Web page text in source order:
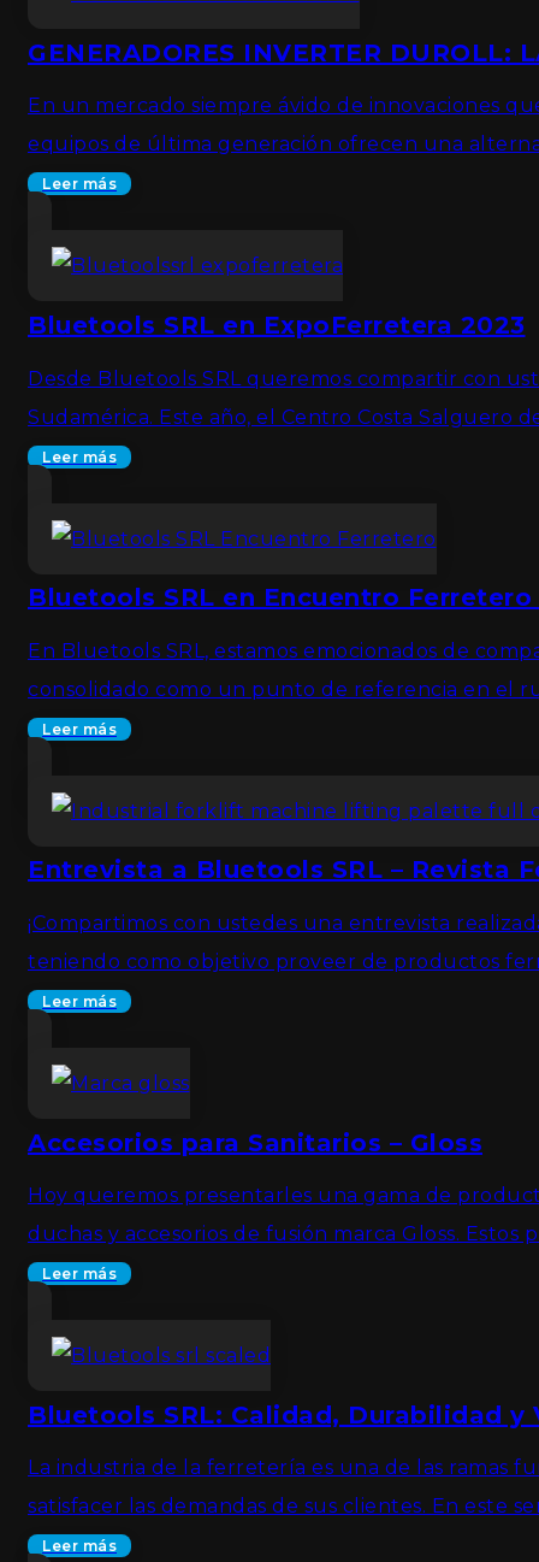
GENERADORES INVERTER DUROLL:
En un mercado siempre ávido de innovaciones
equipos de última generación ofrecen una
Leer más
Bluetools SRL en ExpoFerretera 2023
Desde Bluetools SRL queremos compartir con
Sudamérica. Este año, el Centro Costa Salguero
Leer más
Bluetools SRL en Encuentro Ferretero
En Bluetools SRL, estamos emocionados de
consolidado como un punto de referencia en el
Leer más
Entrevista a Bluetools SRL – Revista
¡Compartimos con ustedes una entrevista
teniendo como objetivo proveer de productos
Leer más
Accesorios para Sanitarios – Gloss
Hoy queremos presentarles una gama de
duchas y accesorios de fusión marca Gloss.
Leer más
Bluetools SRL: Calidad, Durabilidad
La industria de la ferretería es una de las ramas
satisfacer las demandas de sus clientes. En este
Leer más